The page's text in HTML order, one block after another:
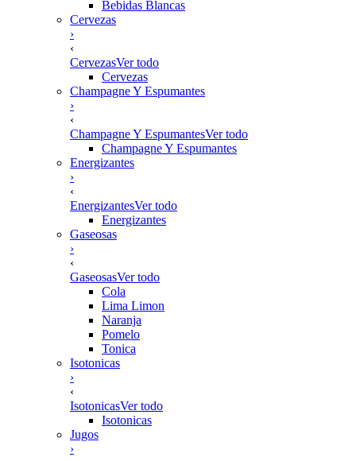
Bebidas Blancas
Cervezas
›
‹
CervezasVer todo
Cervezas
Champagne Y Espumantes
›
‹
Champagne Y EspumantesVer todo
Champagne Y Espumantes
Energizantes
›
‹
EnergizantesVer todo
Energizantes
Gaseosas
›
‹
GaseosasVer todo
Cola
Lima Limon
Naranja
Pomelo
Tonica
Isotonicas
›
‹
IsotonicasVer todo
Isotonicas
Jugos
›